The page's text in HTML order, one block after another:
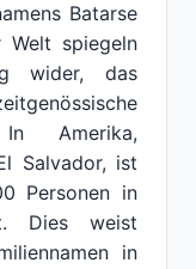
Batarse
Welt spiegeln
wider, das
In Amerika,
Salvador, ist
Personen in
Dies weist
in